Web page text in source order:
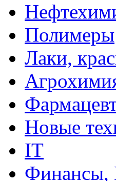
Полимеры
Лаки,
Новые
IT
Финансы,